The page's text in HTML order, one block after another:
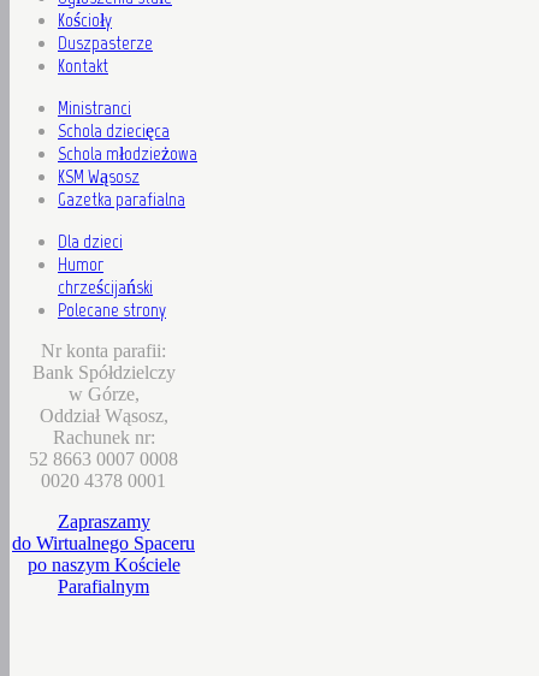
Kościoły
Duszpasterze
Kontakt
Ministranci
Schola dziecięca
Schola młodzieżowa
KSM Wąsosz
Gazetka parafialna
Dla dzieci
Humor
chrześcijański
Polecane strony
Nr konta parafii:
Bank Spółdzielczy
w Górze,
Oddział Wąsosz,
Rachunek nr:
52 8663 0007 0008
0020 4378 0001
Zapraszamy
do Wirtualnego Spaceru
po naszym Kościele
Parafialnym